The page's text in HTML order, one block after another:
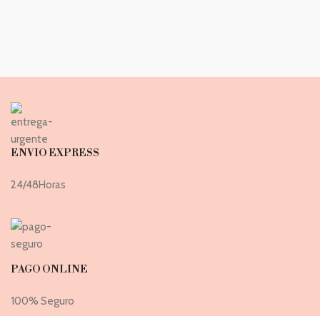
ENVIO EXPRESS
24/48Horas
PAGO ONLINE
100% Seguro